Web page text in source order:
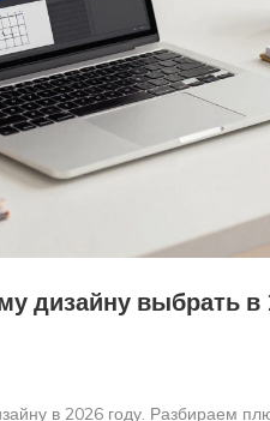
дизайну выбрать
в 2026 году. Разбираем